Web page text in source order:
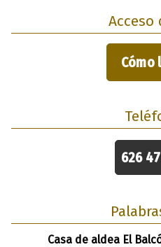
Acceso
Cómo
626
Casa de aldea El